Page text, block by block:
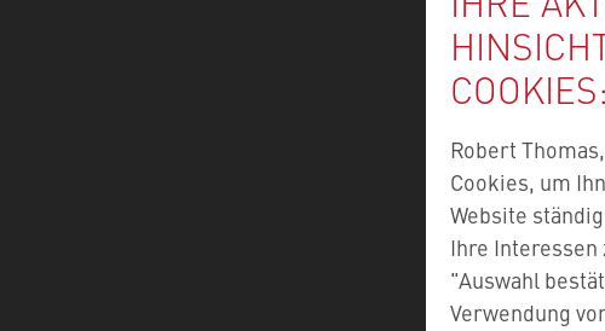
COOKIES:
Robert
Cookies, um
Website
Ihre Interessen
"Auswahl
Verwendung